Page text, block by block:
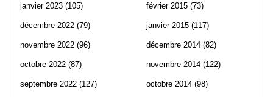
janvier 2023 (105)
décembre 2022 (79)
novembre 2022 (96)
octobre 2022 (87)
septembre 2022 (127)
février 2015 (73)
janvier 2015 (117)
décembre 2014 (82)
novembre 2014 (122)
octobre 2014 (98)